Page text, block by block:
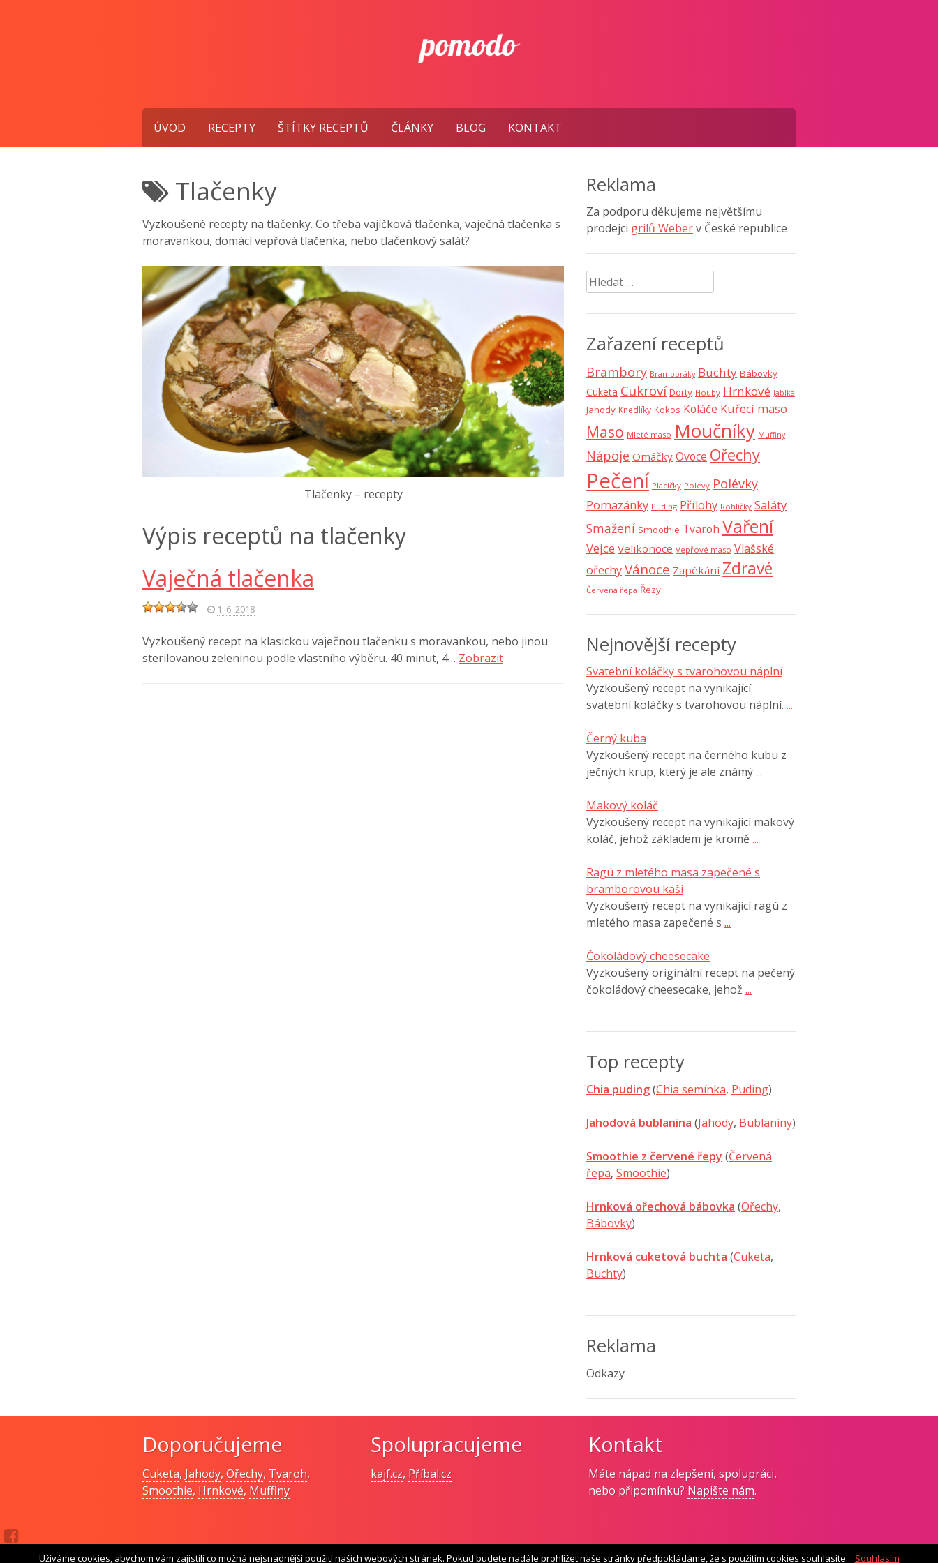
ÚVOD RECEPTY ŠTÍTKY RECEPTŮ ČLÁNKY BLOG KONTAKT
Tlačenky
Vyzkoušené recepty na tlačenky. Co třeba vajíčková tlačenka, vaječná tlačenka s
moravankou, domácí vepřová tlačenka, nebo tlačenkový salát?
Tlačenky – recepty
Výpis receptů na tlačenky
Vaječná tlačenka
1. 6. 2018
Vyzkoušený recept na klasickou vaječnou tlačenku s moravankou, nebo jinou
sterilovanou zeleninou podle vlastního výběru. 40 minut, 4… Zobrazit
Reklama
Za podporu děkujeme největšímu
prodejci grilů Weberv České republice
Vyhledávání
Zařazení receptů
Brambory Bramboráky Buchty Bábovky
Cuketa Cukroví Dorty Houby Hrnkové Jablka
Jahody Knedlíky Kokos Koláče Kuřecí maso
Maso Mleté maso Moučníky Muffiny
Nápoje Omáčky Ovoce Ořechy
Pečení Placičky Polevy Polévky
Pomazánky Puding Přílohy Rohlíčky Saláty
Smažení Smoothie Tvaroh Vaření
Vejce Velikonoce Vepřové maso Vlašské
ořechyVánoce Zapékání Zdravé
Červená řepa Řezy
Nejnovější recepty
Svatební koláčky s tvarohovou náplní
Vyzkoušený recept na vynikající
svatební koláčky s tvarohovou náplní. ...
Černý kuba
Vyzkoušený recept na černého kubu z
ječných krup, který je ale známý...
Makový koláč
Vyzkoušený recept na vynikající makový
koláč, jehož základem je kromě...
Ragú z mletého masa zapečené s
bramborovou kaší
Vyzkoušený recept na vynikající ragú z
mletého masa zapečené s ...
Čokoládový cheesecake
Vyzkoušený originální recept na pečený
čokoládový cheesecake, jehož ...
Top recepty
Chia puding(Chia semínka, Puding)
Jahodová bublanina (Jahody, Bublaniny)
Smoothie z červené řepy (Červená
řepa, Smoothie)
Hrnková ořechová bábovka (Ořechy,
Bábovky)
Hrnková cuketová buchta (Cuketa,
Buchty)
Reklama
Odkazy
Doporučujeme
Cuketa, Jahody,Ořechy, Tvaroh,
Smoothie, Hrnkové, Muffiny
Spolupracujeme
kajf.cz, Příbal.cz
Kontakt
Máte nápad na zlepšení, spolupráci,
nebo připomínku? Napište nám.
© Pomodo
Užíváme cookies, abychom vám zajistili co možná nejsnadnější použití našich webových stránek. Pokud budete nadále prohlížet naše stránky předpokládáme, že s použitím cookies souhlasíte. Souhlasím